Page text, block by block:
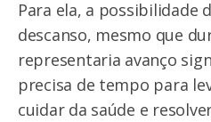
Para ela, a possibilidade
descanso, mesmo que
representaria avanço
precisa de tempo para
cuidar da saúde e